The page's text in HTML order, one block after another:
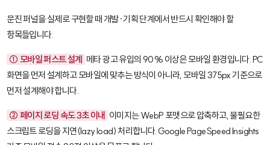
문진 퍼널을 실제로 구현할 때 개발·기획 단계에서 반드시 확인해야 할
항목들입니다.
① 모바일 퍼스트 설계 메타 광고 유입의 90% 이상은 모바일 환경입니다. PC
화면을 먼저 설계하고 모바일에 맞추는 방식이 아니라, 모바일 375px 기준으로
먼저 설계해야 합니다.
② 페이지 로딩 속도 3초 이내 이미지는 WebP 포맷으로 압축하고, 불필요한
스크립트 로딩을 지연(lazy load) 처리합니다. Google PageSpeed Insights